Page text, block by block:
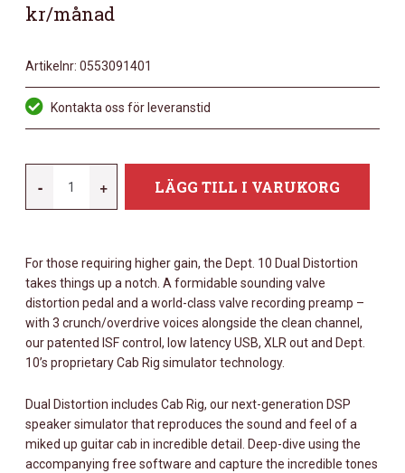
kr/månad
Artikelnr: 0553091401
Kontakta oss för leveranstid
-
DISTORTION
MÄNGD
+ LÄGG TILL I VARUKORG
For those requiring higher gain, the Dept. 10 Dual Distortion
takes things up a notch. A formidable sounding valve
distortion pedal and a world-class valve recording preamp –
with 3 crunch/overdrive voices alongside the clean channel,
our patented ISF control, low latency USB, XLR out and Dept.
10’s proprietary Cab Rig simulator technology.
Dual Distortion includes Cab Rig, our next-generation DSP
speaker simulator that reproduces the sound and feel of a
miked up guitar cab in incredible detail. Deep-dive using the
accompanying free software and capture the incredible tones